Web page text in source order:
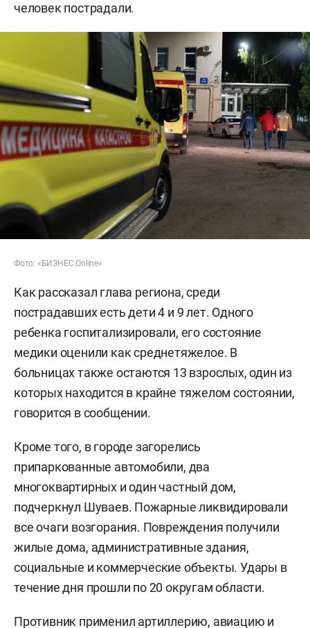
человек пострадали.
Фото: «БИЗНЕС Online»
Как рассказал глава региона, среди
пострадавших есть дети 4 и 9 лет. Одного
ребенка госпитализировали, его состояние
медики оценили как среднетяжелое. В
больницах также остаются 13 взрослых, один из
которых находится в крайне тяжелом состоянии,
говорится в сообщении.
Кроме того, в городе загорелись
припаркованные автомобили, два
многоквартирных и один частный дом,
подчеркнул Шуваев. Пожарные ликвидировали
все очаги возгорания. Повреждения получили
жилые дома, административные здания,
социальные и коммерческие объекты. Удары в
течение дня прошли по 20 округам области.
Противник применил артиллерию, авиацию и